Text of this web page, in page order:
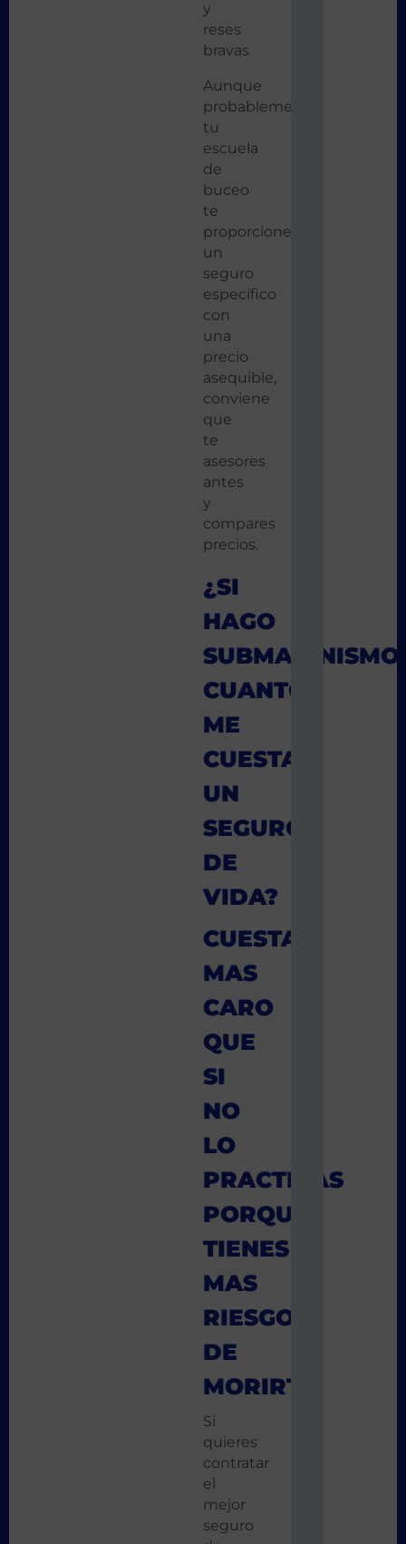
y
reses
bravas
Aunque
probablemente
tu
escuela
de
buceo
te
proporcione
un
seguro
específico
con
una
precio
asequible,
conviene
que
te
asesores
antes
y
compares
precios.
¿SI
HAGO
SUBMARINISMO
CUANTO
ME
CUESTA
UN
SEGURO
DE
VIDA?
CUESTA
MAS
CARO
QUE
SI
NO
LO
PRACTICAS
PORQUE
TIENES
MAS
RIESGO
DE
MORIRTE
Si
quieres
contratar
el
mejor
seguro